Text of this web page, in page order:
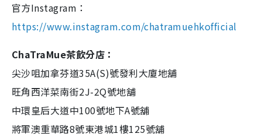
官方Instagram：
https://www.instagram.com/chatramuehkofficial
ChaTraMue茶飲分店：
尖沙咀加拿芬道35A(S)號發利大廈地舖
旺角西洋菜南街2J-2Q號地舖
中環皇后大道中100號地下A號舖
將軍澳重華路8號東港城1樓125號舖